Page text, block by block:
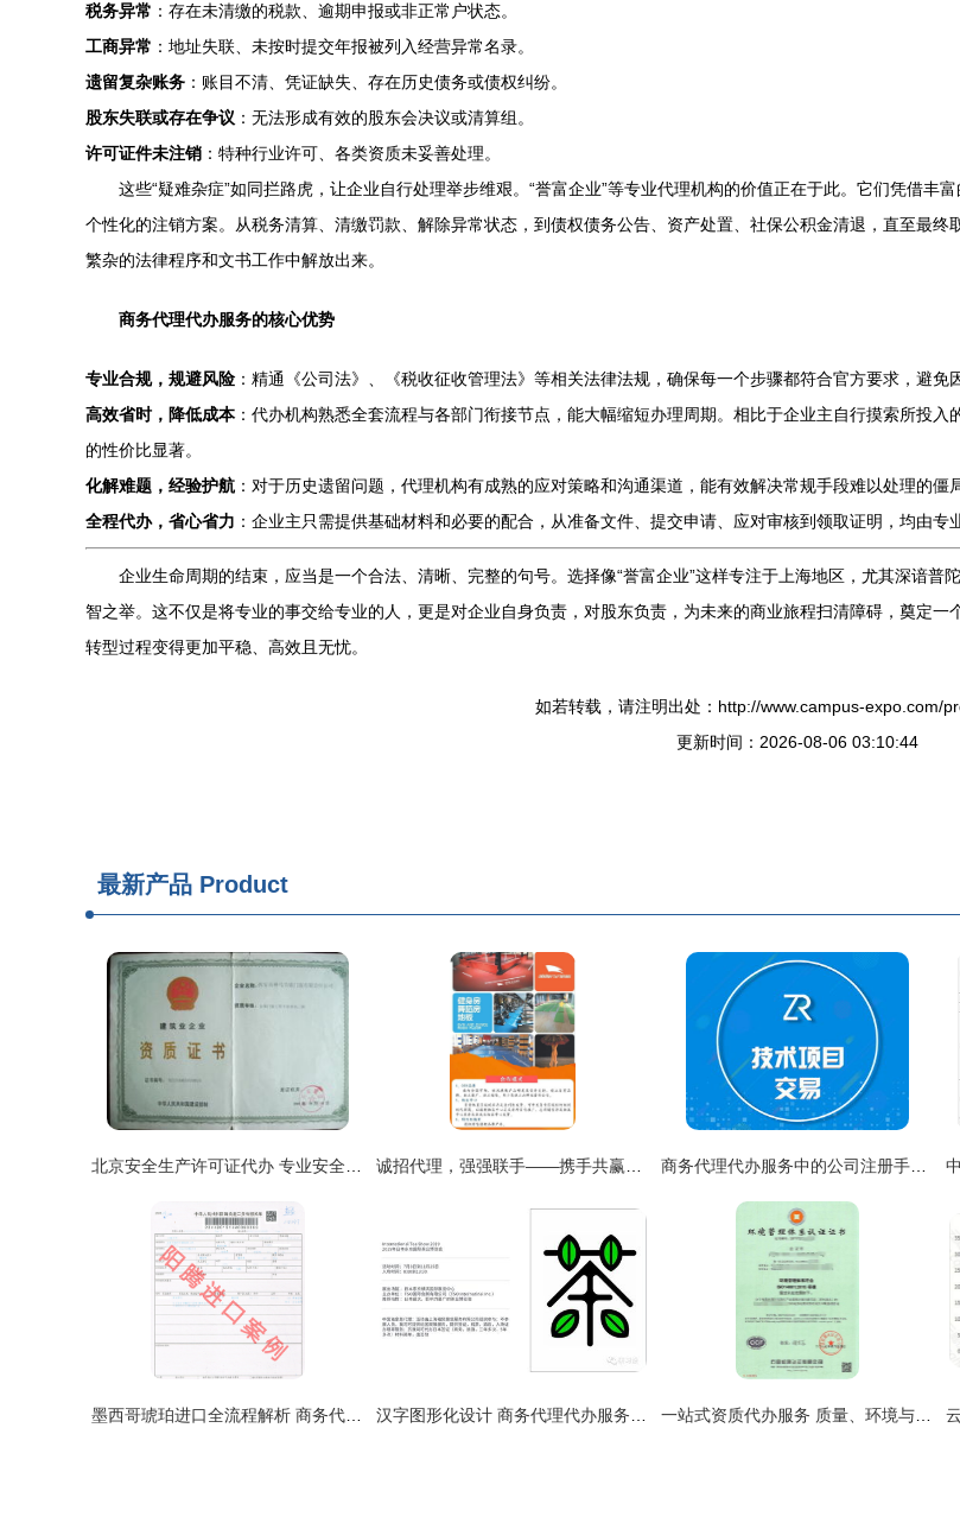
税务异常 ：存在未清缴的税款、逾期申报或非正常户状态。
工商异常 ：地址失联、未按时提交年报被列入经营异常名录。
遗留复杂账务 ：账目不清、凭证缺失、存在历史债务或债权纠纷。
股东失联或存在争议 ：无法形成有效的股东会决议或清算组。
许可证件未注销 ：特种行业许可、各类资质未妥善处理。
这些“疑难杂症”如同拦路虎，让企业自行处理举步维艰。“誉富企业”等专业代理机构的价值正在于此。它们凭借
个性化的注销方案。从税务清算、清缴罚款、解除异常状态，到债权债务公告、资产处置、社保公积金清退，直至最
繁杂的法律程序和文书工作中解放出来。
商务代理代办服务的核心优势
专业合规，规避风险 ：精通《公司法》、《税收征收管理法》等相关法律法规，确保每一个步骤都符合官方要求，避
高效省时，降低成本：代办机构熟悉全套流程与各部门衔接节点，能大幅缩短办理周期。相比于企业主自行摸索所投
的性价比显著。
化解难题，经验护航 ：对于历史遗留问题，代理机构有成熟的应对策略和沟通渠道，能有效解决常规手段难以处理的僵
全程代办，省心省力 ：企业主只需提供基础材料和必要的配合，从准备文件、提交申请、应对审核到领取证明，均由专
企业生命周期的结束，应当是一个合法、清晰、完整的句号。选择像“誉富企业”这样专注于上海地区，尤其深谙普
智之举。这不仅是将专业的事交给专业的人，更是对企业自身负责，对股东负责，为未来的商业旅程扫清障碍，奠定
转型过程变得更加平稳、高效且无忧。
如若转载，请注明出处：http://www.campus-expo.com/
更新时间：2026-08-06 03:10:44
最新产品 Product